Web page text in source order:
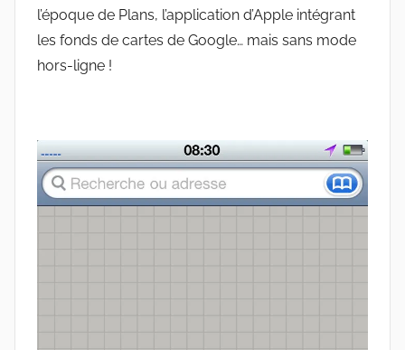
l’époque de Plans, l’application d’Apple intégrant
les fonds de cartes de Google… mais sans mode
hors-ligne !